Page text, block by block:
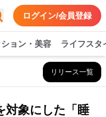
ログイン/会員登録
ョン・美容 ライフスタ
リリース一覧
対象にした「睡